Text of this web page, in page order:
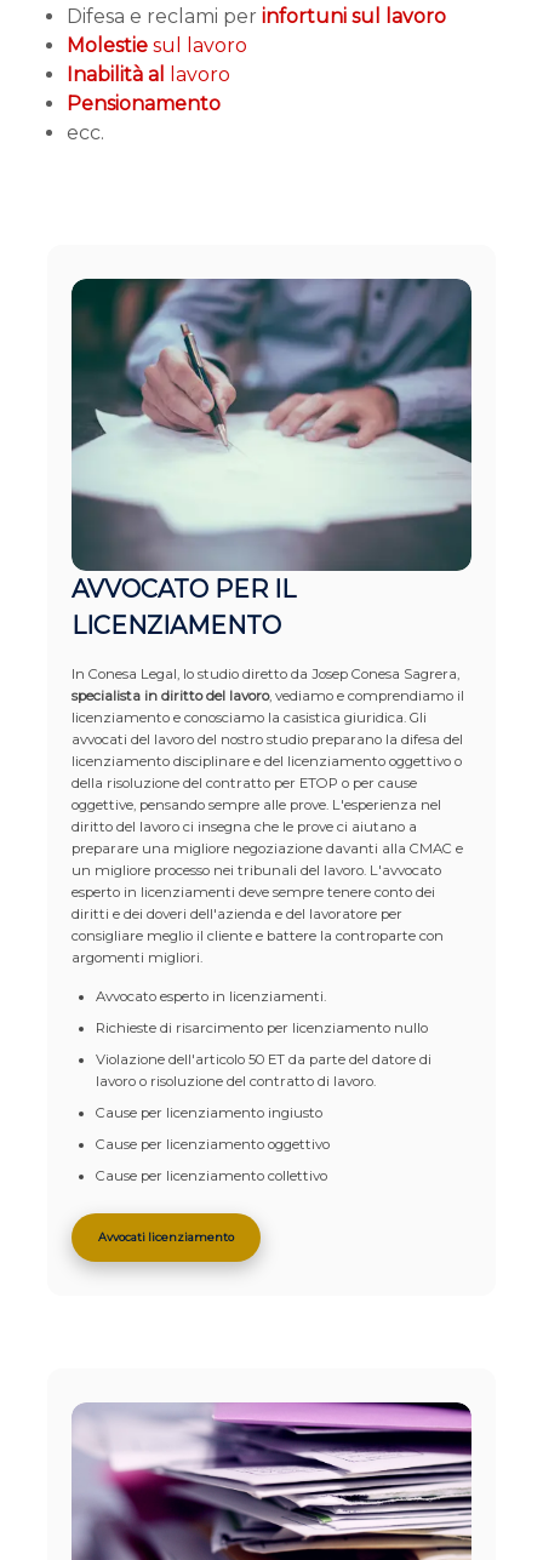
Difesa e reclami per infortuni sul lavoro
Molestie sul lavoro
Inabilità al
lavoro
Pensionamento
ecc.
AVVOCATO PER IL
LICENZIAMENTO
In Conesa Legal, lo studio diretto da Josep Conesa Sagrera,
specialista in diritto del lavoro, vediamo e comprendiamo il
licenziamento e conosciamo la casistica giuridica. Gli
avvocati del lavoro del nostro studio preparano la difesa del
licenziamento disciplinare e del licenziamento oggettivo o
della risoluzione del contratto per ETOP o per cause
oggettive, pensando sempre alle prove. L'esperienza nel
diritto del lavoro ci insegna che le prove ci aiutano a
preparare una migliore negoziazione davanti alla CMAC e
un migliore processo nei tribunali del lavoro. L'avvocato
esperto in licenziamenti deve sempre tenere conto dei
diritti e dei doveri dell'azienda e del lavoratore per
consigliare meglio il cliente e battere la controparte con
argomenti migliori.
Avvocato esperto in licenziamenti.
Richieste di risarcimento per licenziamento nullo
Violazione dell'articolo 50 ET da parte del datore di
lavoro o risoluzione del contratto di lavoro.
Cause per licenziamento ingiusto
Cause per licenziamento oggettivo
Cause per licenziamento collettivo
Avvocati licenziamento